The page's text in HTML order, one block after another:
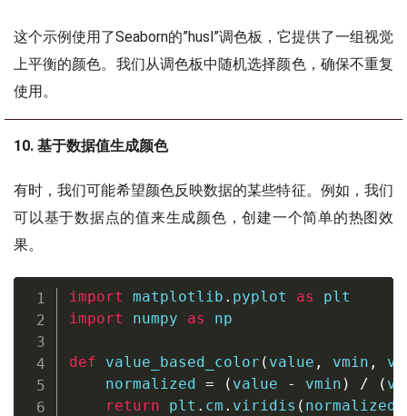
这个示例使用了Seaborn的”husl”调色板，它提供了一组视觉
上平衡的颜色。我们从调色板中随机选择颜色，确保不重复
使用。
10. 基于数据值生成颜色
有时，我们可能希望颜色反映数据的某些特征。例如，我们
可以基于数据点的值来生成颜色，创建一个简单的热图效
果。
import matplotlib . pyplot as
import numpy as np
def value_based_color ( value , vmin ,
    normalized
= ( value - vmin ) / (
return plt . cm . viridis ( normalized